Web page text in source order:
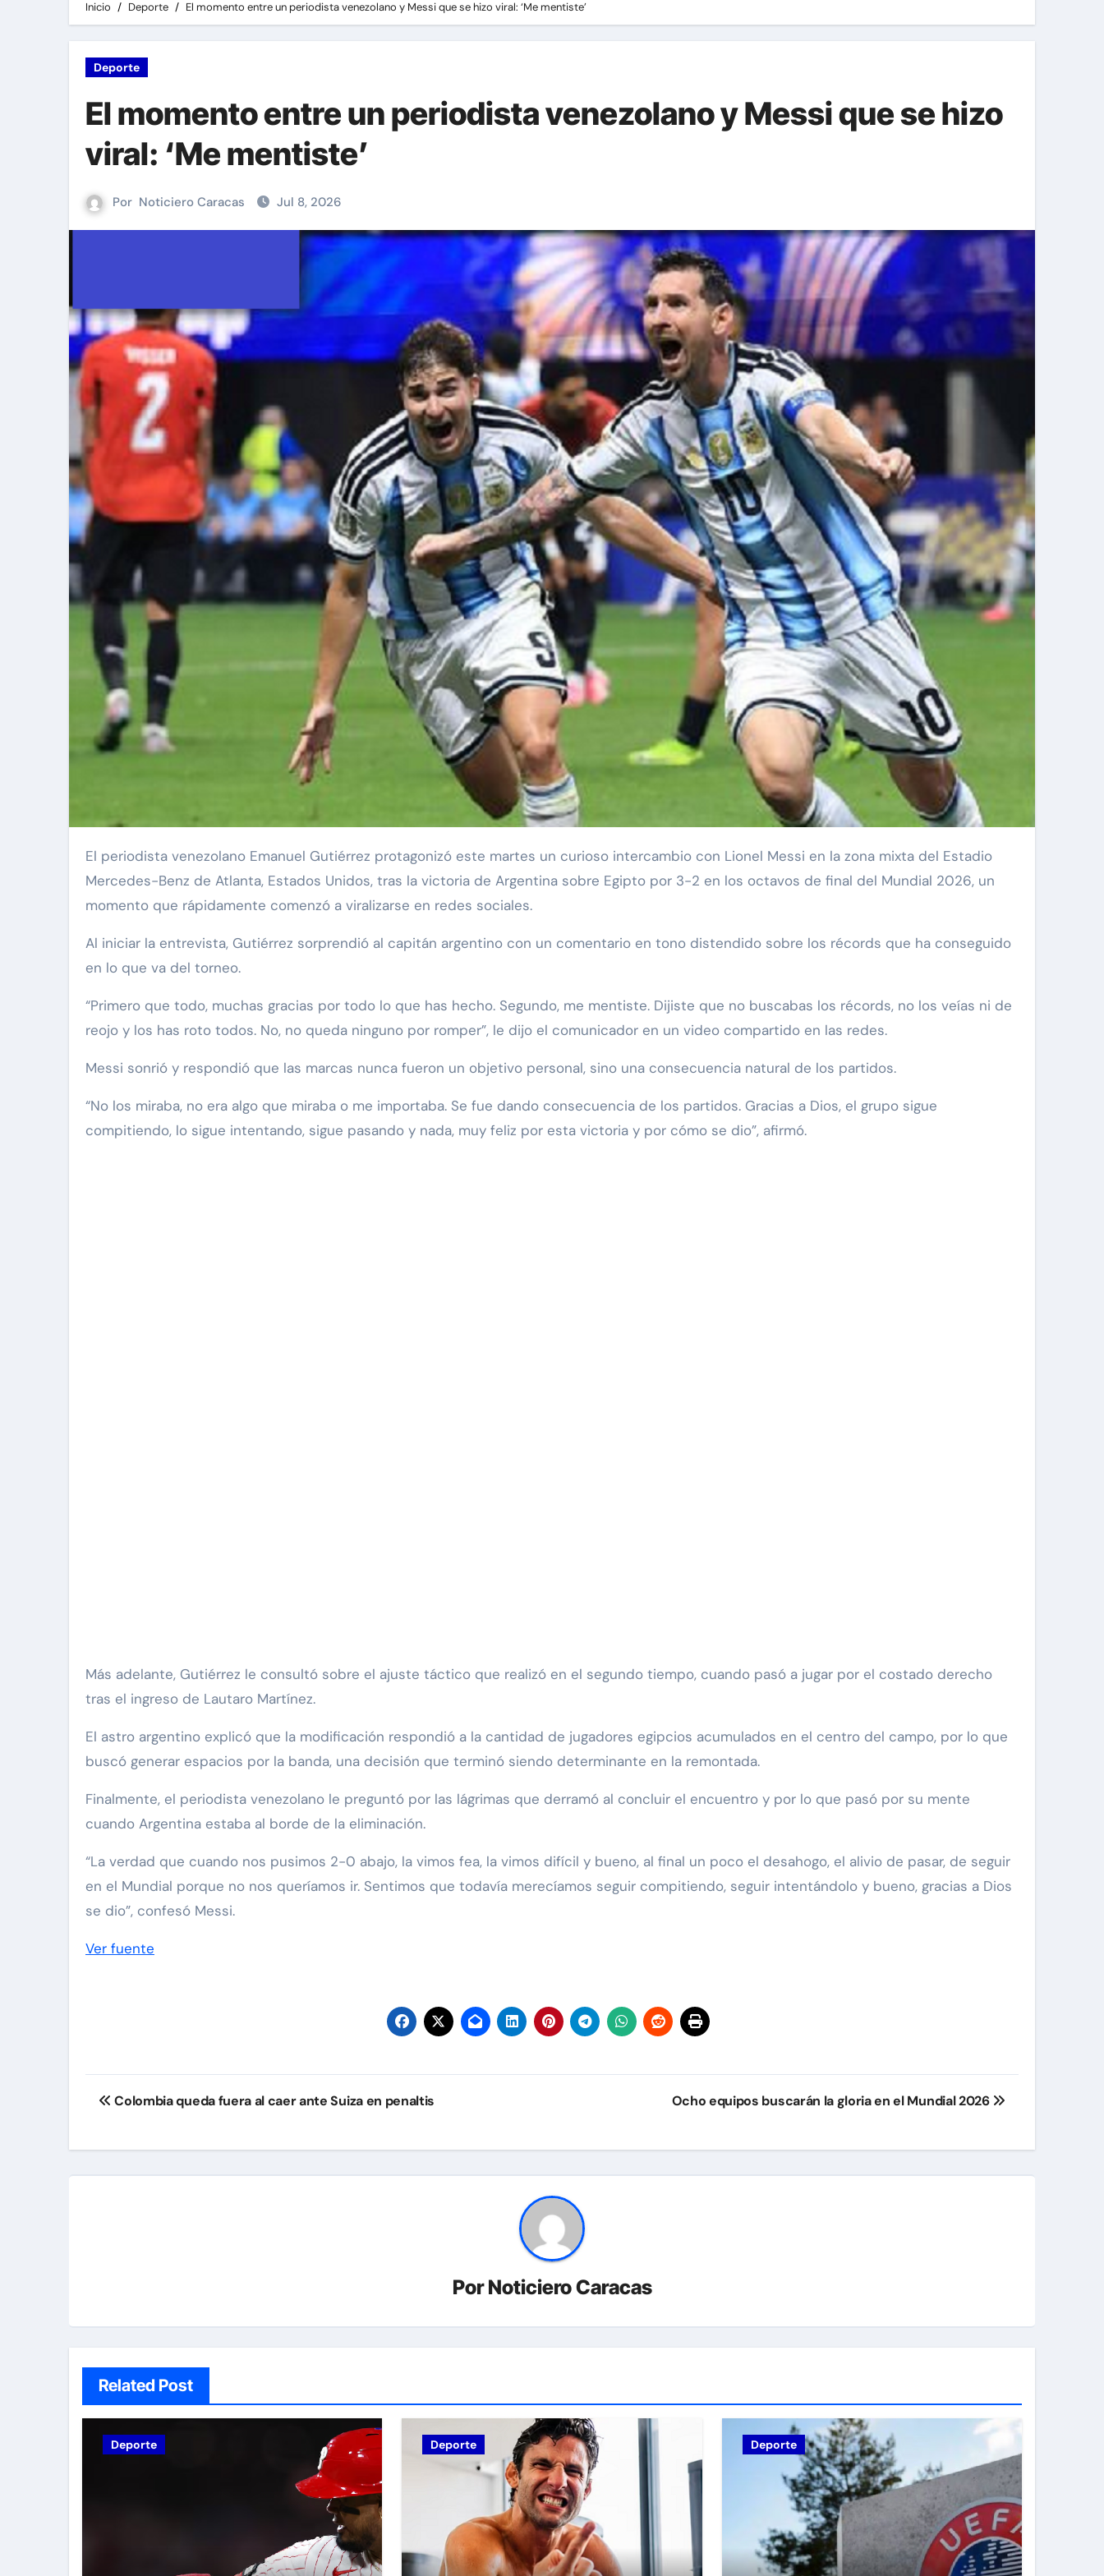
Inicio Deporte El momento entre un periodista venezolano y Messi que se hizo viral: ‘Me mentiste’
Deporte
El momento entre un periodista venezolano y Messi que se hizo
viral: ‘Me mentiste’
Por Noticiero Caracas Jul 8, 2026
El periodista venezolano Emanuel Gutiérrez protagonizó este martes un curioso intercambio con Lionel Messi en la zona mixta del Estadio
Mercedes-Benz de Atlanta, Estados Unidos, tras la victoria de Argentina sobre Egipto por 3-2 en los octavos de final del Mundial 2026, un
momento que rápidamente comenzó a viralizarse en redes sociales.
Al iniciar la entrevista, Gutiérrez sorprendió al capitán argentino con un comentario en tono distendido sobre los récords que ha conseguido
en lo que va del torneo.
“Primero que todo, muchas gracias por todo lo que has hecho. Segundo, me mentiste. Dijiste que no buscabas los récords, no los veías ni de
reojo y los has roto todos. No, no queda ninguno por romper”, le dijo el comunicador en un video compartido en las redes.
Messi sonrió y respondió que las marcas nunca fueron un objetivo personal, sino una consecuencia natural de los partidos.
“No los miraba, no era algo que miraba o me importaba. Se fue dando consecuencia de los partidos. Gracias a Dios, el grupo sigue
compitiendo, lo sigue intentando, sigue pasando y nada, muy feliz por esta victoria y por cómo se dio”, afirmó.
Más adelante, Gutiérrez le consultó sobre el ajuste táctico que realizó en el segundo tiempo, cuando pasó a jugar por el costado derecho
tras el ingreso de Lautaro Martínez.
El astro argentino explicó que la modificación respondió a la cantidad de jugadores egipcios acumulados en el centro del campo, por lo que
buscó generar espacios por la banda, una decisión que terminó siendo determinante en la remontada.
Finalmente, el periodista venezolano le preguntó por las lágrimas que derramó al concluir el encuentro y por lo que pasó por su mente
cuando Argentina estaba al borde de la eliminación.
“La verdad que cuando nos pusimos 2-0 abajo, la vimos fea, la vimos difícil y bueno, al final un poco el desahogo, el alivio de pasar, de seguir
en el Mundial porque no nos queríamos ir. Sentimos que todavía merecíamos seguir compitiendo, seguir intentándolo y bueno, gracias a Dios
se dio”, confesó Messi.
Ver fuente
Navegación
entradas
Colombia queda fuera al caer ante Suiza en penaltis Ocho equipos buscarán la gloria en el Mundial 2026
PorNoticiero Caracas
Related Post
Deporte Deporte Deporte